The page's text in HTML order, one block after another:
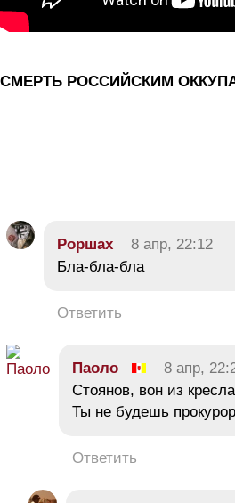
СМЕРТЬ РОССИЙСКИМ
Роршах 8 апр, 22:12
Бла-бла-бла
Ответить
Паоло 8 апр,
Стоянов, вон из
Ты не будешь
Ответить